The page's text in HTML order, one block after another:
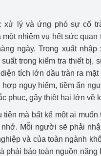
Tổ chức kiểm định
Văn hóa ngành
Tái cơ cấu ngành
Quản lý thị trường
Sử dụng năng
hiệu quả
Khoa học, công
xử lý và ứng phó sự cố
một nhiệm vụ hết sức
ngày. Trong xuất
trong kiểm tra thiết bị,
tích lớn dầu tràn ra
nguy hiểm, tiềm ẩn
phục, gây thiệt hại lớn về
tiên mà bất kể một ai
Mỗi người sẽ phải
và của toàn ngành
phải bảo toàn nguồn